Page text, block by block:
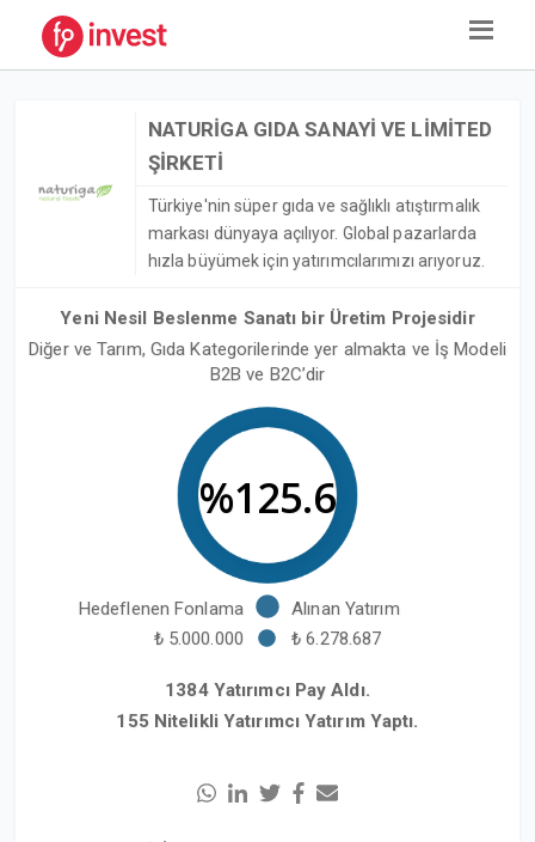
NATURİGA GIDA SANAYİ VE LİMİTED
ŞİRKETİ
Türkiye'nin süper gıda ve sağlıklı atıştırmalık
markası dünyaya açılıyor. Global pazarlarda
hızla büyümek için yatırımcılarımızı arıyoruz.
Yeni Nesil Beslenme Sanatı bir Üretim Projesidir
Diğer ve Tarım, Gıda Kategorilerinde yer almakta ve İş Modeli
B2B ve B2C’dir
%125.6
Hedeflenen Fonlama
Alınan Yatırım
₺ 5.000.000
₺ 6.278.687
1384 Yatırımcı Pay Aldı.
155 Nitelikli Yatırımcı Yatırım Yaptı.